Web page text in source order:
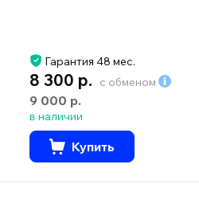
Гарантия 48 мес.
8 300 р. с обменом
9 000 р.
в наличии
Купить